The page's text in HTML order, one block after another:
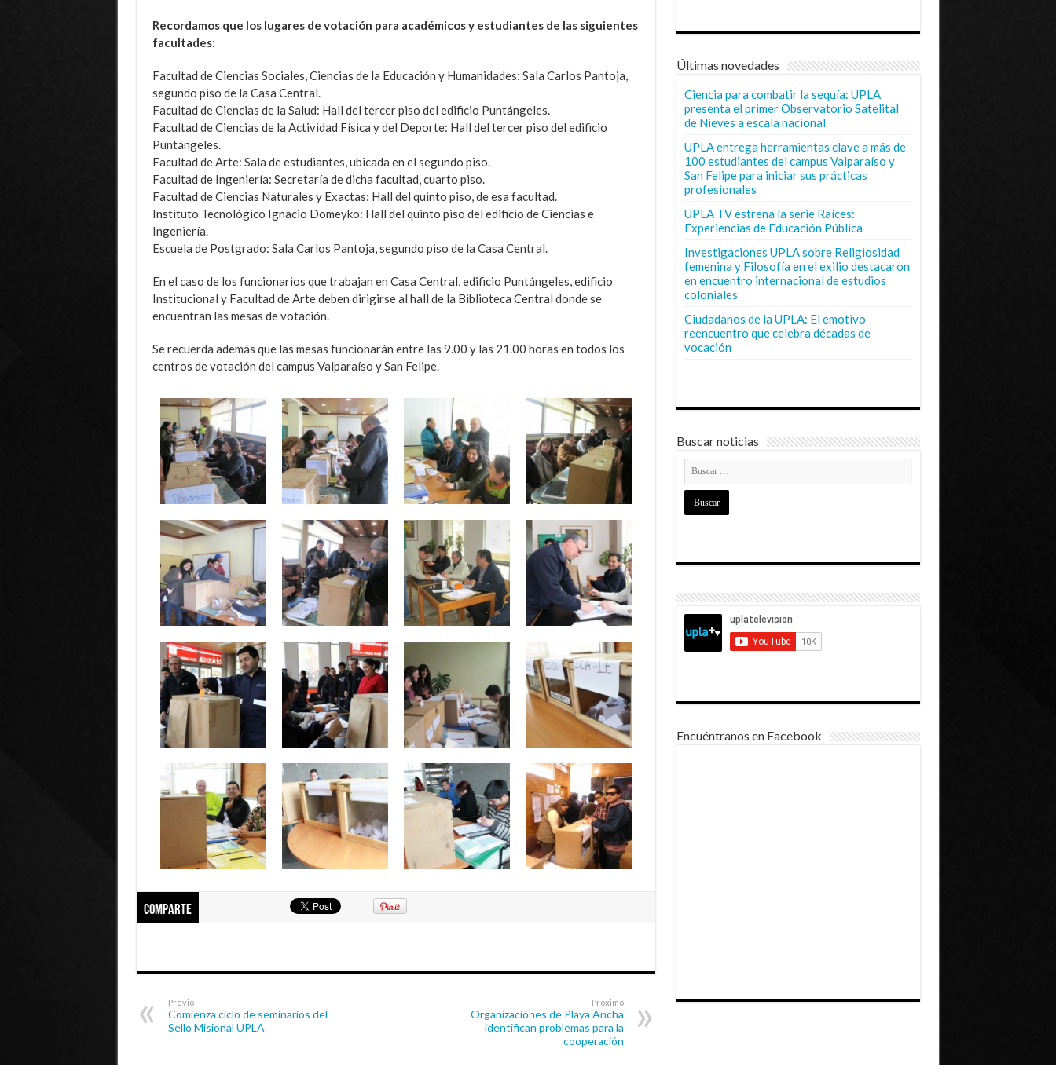
Recordamos que los lugares de votación para académicos y estudiantes de las siguientes
facultades:
Facultad de Ciencias Sociales, Ciencias de la Educación y Humanidades: Sala Carlos Pantoja,
segundo piso de la Casa Central.
Facultad de Ciencias de la Salud: Hall del tercer piso del edificio Puntángeles.
Facultad de Ciencias de la Actividad Física y del Deporte: Hall del tercer piso del edificio
Puntángeles.
Facultad de Arte: Sala de estudiantes, ubicada en el segundo piso.
Facultad de Ingeniería: Secretaría de dicha facultad, cuarto piso.
Facultad de Ciencias Naturales y Exactas: Hall del quinto piso, de esa facultad.
Instituto Tecnológico Ignacio Domeyko: Hall del quinto piso del edificio de Ciencias e
Ingeniería.
Escuela de Postgrado: Sala Carlos Pantoja, segundo piso de la Casa Central.
En el caso de los funcionarios que trabajan en Casa Central, edificio Puntángeles, edificio
Institucional y Facultad de Arte deben dirigirse al hall de la Biblioteca Central donde se
encuentran las mesas de votación.
Se recuerda además que las mesas funcionarán entre las 9.00 y las 21.00 horas en todos los
centros de votación del campus Valparaíso y San Felipe.
Comparte
Previo
Comienza ciclo de seminarios del
Sello Misional UPLA
Próximo
Organizaciones de Playa Ancha
identifican problemas para la
cooperación
Últimas novedades
Ciencia para combatir la sequía: UPLA
presenta el primer Observatorio Satelital
de Nieves a escala nacional
UPLA entrega herramientas clave a más de
100 estudiantes del campus Valparaíso y
San Felipe para iniciar sus prácticas
profesionales
UPLA TV estrena la serie Raíces:
Experiencias de Educación Pública
Investigaciones UPLA sobre Religiosidad
femenina y Filosofía en el exilio destacaron
en encuentro internacional de estudios
coloniales
Ciudadanos de la UPLA: El emotivo
reencuentro que celebra décadas de
vocación
Buscar noticias
Encuéntranos en Facebook